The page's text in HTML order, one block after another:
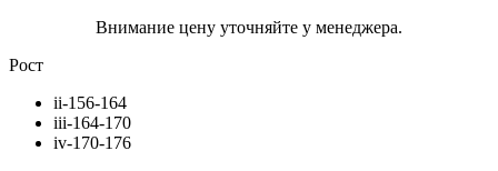
Внимание цену уточняйте у менеджера.
Рост
ii-156-164
iii-164-170
iv-170-176